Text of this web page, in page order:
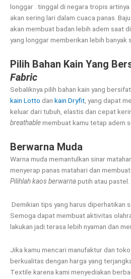
longgar . tinggal di negara tropis
akan sering lari dalam cuaca panas.
akan membuat badan lebih adem saat
yang longgar memberikan lebih banyak
Pilih Bahan Kain Yang
Fabric
Sebaliknya pilih bahan kain yang
kain Lotto dan kain Dryfit , yang dapat
keluar dari tubuh, elastis dan cepat
breathablemembuat kamu tetap adem
Berwarna Muda
Warna muda memantulkan sinar
menyerap panas matahari dan
Pilihlahkaos berwarnaputih atau pastel.
Demikian tips yang harus diperhatikan
Semoga dapat membuat aktivitas
lakukan jadi terasa lebih nyaman dan
Jika kamu mencari manufaktur dan
berkualitas dengan harga yang
Textile karena kami menyediakan